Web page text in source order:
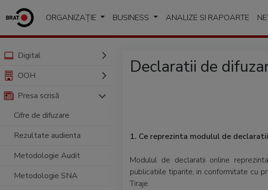
ORGANIZAȚIE BUSINESS ANALIZE SI RAPOARTE
Digital
OOH
Presa scrisă
Cifre de difuzare
Rezultate audienta
Metodologie Audit
Metodologie SNA
Declaratii de
1. Ce reprezinta modulul de
Modulul de declaratii online
publicatiile tiparite, in conformitate cu
Tiraje.